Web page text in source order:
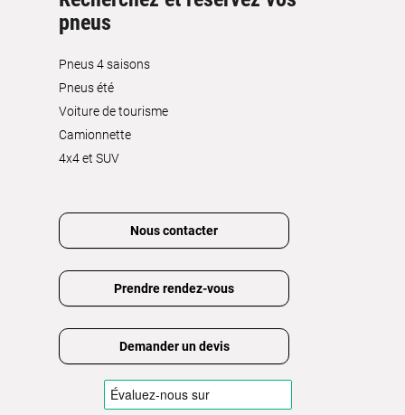
pneus
Pneus 4 saisons
Pneus été
Voiture de tourisme
Camionnette
4x4 et SUV
Nous contacter
Prendre rendez-vous
Demander un devis